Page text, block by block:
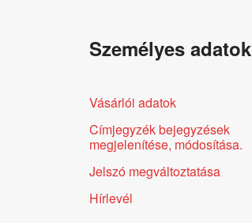
Személyes adatok
Vásárlói adatok
Címjegyzék bejegyzések
megjelenítése, módosítása.
Jelszó megváltoztatása
Hírlevél